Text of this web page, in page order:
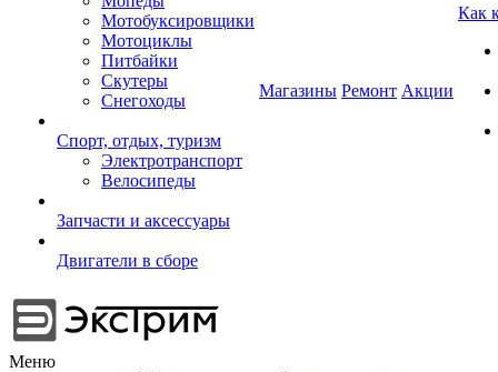
Мотобуксировщики
Мотоциклы
Питбайки
Скутеры
Снегоходы
Спорт, отдых, туризм
Электротранспорт
Велосипеды
Запчасти и аксессуары
Двигатели в сборе
Магазины Ремонт Акции
Как
Меню